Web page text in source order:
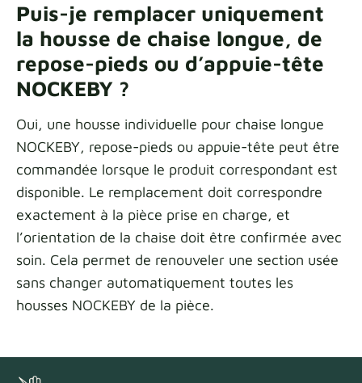
Puis-je remplacer uniquement
la housse de chaise longue, de
repose-pieds ou d’appuie-tête
NOCKEBY ?
Oui, une housse individuelle pour chaise longue
NOCKEBY, repose-pieds ou appuie-tête peut être
commandée lorsque le produit correspondant est
disponible. Le remplacement doit correspondre
exactement à la pièce prise en charge, et
l’orientation de la chaise doit être confirmée avec
soin. Cela permet de renouveler une section usée
sans changer automatiquement toutes les
housses NOCKEBY de la pièce.